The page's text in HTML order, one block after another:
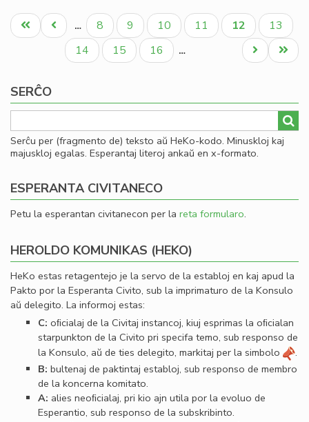
Pagination
Unua
paĝo
Antaŭa
paĝo
… Paĝo
8 Paĝo
9 Paĝo
10 Paĝo
11
Aktuala
paĝo
12 Paĝo
13
Paĝo
14 Paĝo
15 Paĝo
16 …
Last
page
Next
page
SERĈO
Serĉu per (fragmento de) teksto aŭ HeKo-kodo. Minuskloj kaj
majuskloj egalas. Esperantaj literoj ankaŭ en x-formato.
ESPERANTA CIVITANECO
Petu la esperantan civitanecon per la reta formularo.
HEROLDO KOMUNIKAS (HEKO)
HeKo estas retagentejo je la servo de la establoj en kaj apud la
Pakto por la Esperanta Civito, sub la imprimaturo de la Konsulo
aŭ delegito. La informoj estas:
C: oﬁcialaj de la Civitaj instancoj, kiuj esprimas la oﬁcialan
starpunkton de la Civito pri specifa temo, sub responso de
la Konsulo, aŭ de ties delegito, markitaj per la simbolo
.
B: bultenaj de paktintaj establoj, sub responso de membro
de la koncerna komitato.
A: alies neoﬁcialaj, pri kio ajn utila por la evoluo de
Esperantio, sub responso de la subskribinto.